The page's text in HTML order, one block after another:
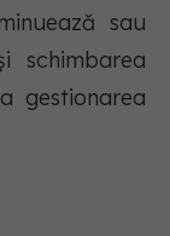
sau
schimbarea
gestionarea